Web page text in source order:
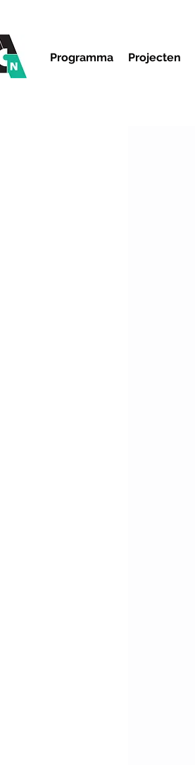
Programma Projecten